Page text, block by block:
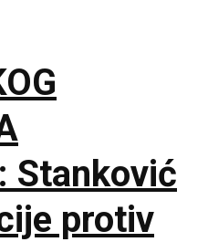
Stanković
protiv